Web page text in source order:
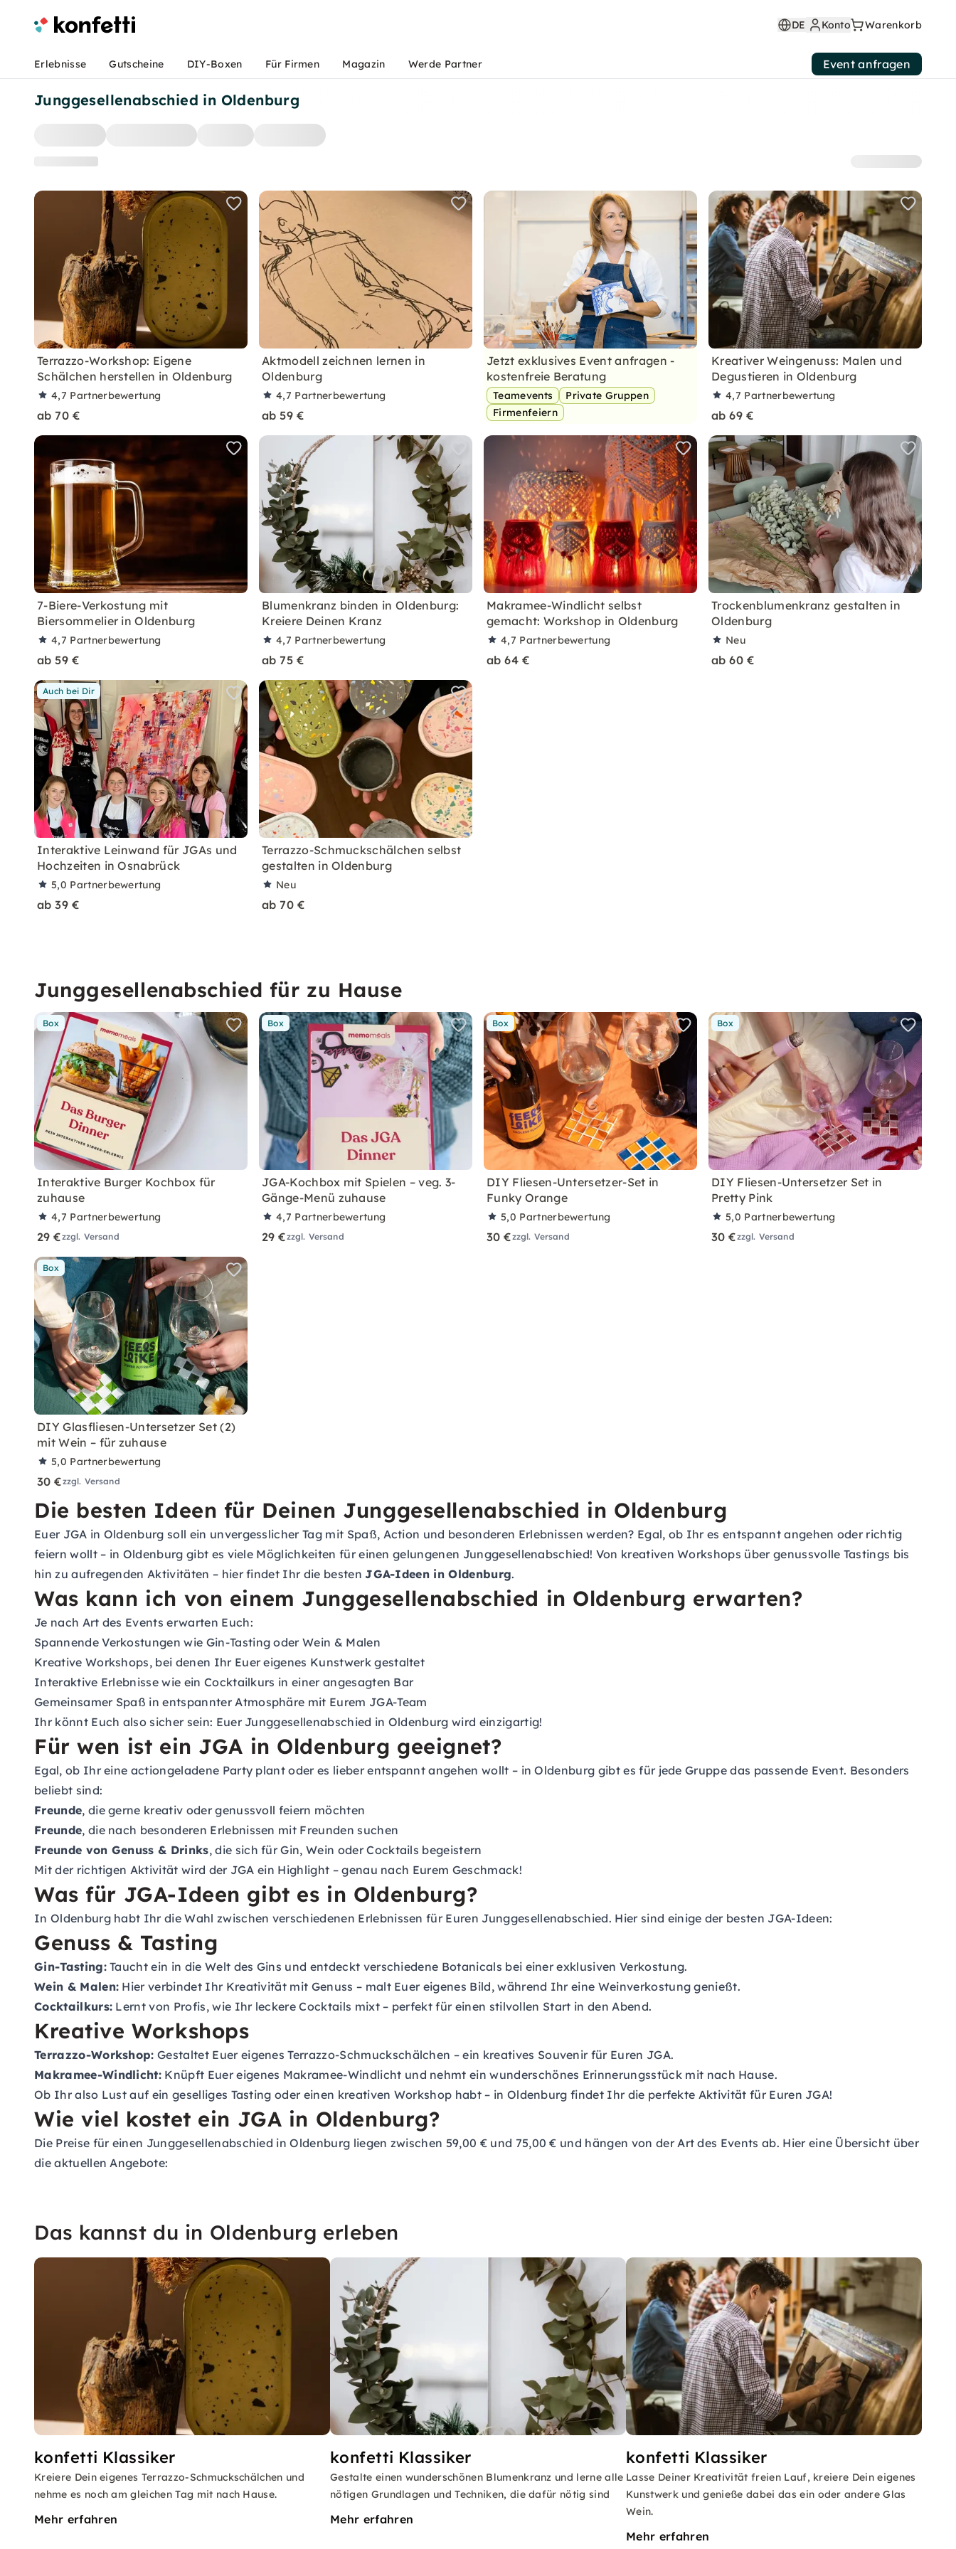
Junggesellenabschied in Oldenburg
Terrazzo-Workshop: Eigene
Schälchen herstellen in Oldenburg
4,7 Partnerbewertung
ab 70 €
Aktmodell zeichnen lernen in
Oldenburg
4,7 Partnerbewertung
ab 59 €
Jetzt exklusives Event anfragen -
kostenfreie Beratung
Teamevents
Private Gruppen
Firmenfeiern
Kreativer Weingenuss: Malen und
Degustieren in Oldenburg
4,7 Partnerbewertung
ab 69 €
7-Biere-Verkostung mit
Biersommelier in Oldenburg
4,7 Partnerbewertung
ab 59 €
Blumenkranz binden in Oldenburg:
Kreiere Deinen Kranz
4,7 Partnerbewertung
ab 75 €
Makramee-Windlicht selbst
gemacht: Workshop in Oldenburg
4,7 Partnerbewertung
ab 64 €
Trockenblumenkranz gestalten in
Oldenburg
Neu
ab 60 €
Auch bei Dir
Interaktive Leinwand für JGAs und
Hochzeiten in Osnabrück
5,0 Partnerbewertung
ab 39 €
Terrazzo-Schmuckschälchen selbst
gestalten in Oldenburg
Neu
ab 70 €
Junggesellenabschied für zu Hause
Box
Interaktive Burger Kochbox für
zuhause
4,7 Partnerbewertung
29 €zzgl. Versand
Box
JGA-Kochbox mit Spielen – veg. 3-
Gänge-Menü zuhause
4,7 Partnerbewertung
29 €zzgl. Versand
Box
DIY Fliesen-Untersetzer-Set in
Funky Orange
5,0 Partnerbewertung
30 €zzgl. Versand
Box
DIY Fliesen-Untersetzer Set in
Pretty Pink
5,0 Partnerbewertung
30 €zzgl. Versand
Box
DIY Glasfliesen-Untersetzer Set (2)
mit Wein – für zuhause
5,0 Partnerbewertung
30 €zzgl. Versand
Die besten Ideen für Deinen Junggesellenabschied in Oldenburg
Euer JGA in Oldenburg soll ein unvergesslicher Tag mit Spaß, Action und besonderen Erlebnissen werden? Egal, ob Ihr es entspannt angehen oder richtig
feiern wollt – in Oldenburg gibt es viele Möglichkeiten für einen gelungenen Junggesellenabschied! Von kreativen Workshops über genussvolle Tastings bis
hin zu aufregenden Aktivitäten – hier findet Ihr die bestenJGA-Ideen in Oldenburg.
Was kann ich von einem Junggesellenabschied in Oldenburg erwarten?
Je nach Art des Events erwarten Euch:
Spannende Verkostungen wie Gin-Tasting oder Wein & Malen
Kreative Workshops, bei denen Ihr Euer eigenes Kunstwerk gestaltet
Interaktive Erlebnisse wie ein Cocktailkurs in einer angesagten Bar
Gemeinsamer Spaß in entspannter Atmosphäre mit Eurem JGA-Team
Ihr könnt Euch also sicher sein: Euer Junggesellenabschied in Oldenburg wird einzigartig!
Für wen ist ein JGA in Oldenburg geeignet?
Egal, ob Ihr eine actiongeladene Party plant oder es lieber entspannt angehen wollt – in Oldenburg gibt es für jede Gruppe das passende Event. Besonders
beliebt sind:
Freunde, die gerne kreativ oder genussvoll feiern möchten
Freunde, die nach besonderen Erlebnissen mit Freunden suchen
Freunde von Genuss & Drinks, die sich für Gin, Wein oder Cocktails begeistern
Mit der richtigen Aktivität wird der JGA ein Highlight – genau nach Eurem Geschmack!
Was für JGA-Ideen gibt es in Oldenburg?
In Oldenburg habt Ihr die Wahl zwischen verschiedenen Erlebnissen für Euren Junggesellenabschied. Hier sind einige der besten JGA-Ideen:
Genuss & Tasting
Gin-Tasting:Taucht ein in die Welt des Gins und entdeckt verschiedene Botanicals bei einer exklusiven Verkostung.
Wein & Malen: Hier verbindet Ihr Kreativität mit Genuss – malt Euer eigenes Bild, während Ihr eine Weinverkostung genießt.
Cocktailkurs: Lernt von Profis, wie Ihr leckere Cocktails mixt – perfekt für einen stilvollen Start in den Abend.
Kreative Workshops
Terrazzo-Workshop: Gestaltet Euer eigenes Terrazzo-Schmuckschälchen – ein kreatives Souvenir für Euren JGA.
Makramee-Windlicht: Knüpft Euer eigenes Makramee-Windlicht und nehmt ein wunderschönes Erinnerungsstück mit nach Hause.
Ob Ihr also Lust auf ein geselliges Tasting oder einen kreativen Workshop habt – in Oldenburg findet Ihr die perfekte Aktivität für Euren JGA!
Wie viel kostet ein JGA in Oldenburg?
Die Preise für einen Junggesellenabschied in Oldenburg liegen zwischen 59,00 € und 75,00 € und hängen von der Art des Events ab. Hier eine Übersicht über
die aktuellen Angebote:
Das kannst du in Oldenburg erleben
konfetti Klassiker
Kreiere Dein eigenes Terrazzo-Schmuckschälchen und
nehme es noch am gleichen Tag mit nach Hause.
Mehr erfahren
konfetti Klassiker
Gestalte einen wunderschönen Blumenkranz und lerne alle
nötigen Grundlagen und Techniken, die dafür nötig sind
Mehr erfahren
konfetti Klassiker
Lasse Deiner Kreativität freien Lauf, kreiere Dein eigenes
Kunstwerk und genieße dabei das ein oder andere Glas
Wein.
Mehr erfahren
DE Konto Warenkorb
Erlebnisse Gutscheine DIY-Boxen Für Firmen Magazin Werde Partner Event anfragen